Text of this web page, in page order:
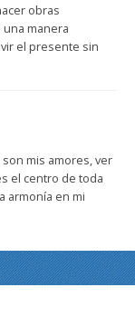
obras
manera
el presente sin
mis amores, ver
el centro de toda
armonía en mi